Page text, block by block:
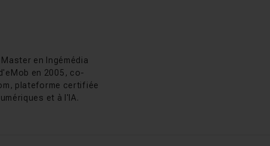
jour ni support ne
d'Epic Games et
vers un outil de
Après
Chaunu
en Ingémédia
en 2005, co-
plateforme certifiée
et à l'IA.